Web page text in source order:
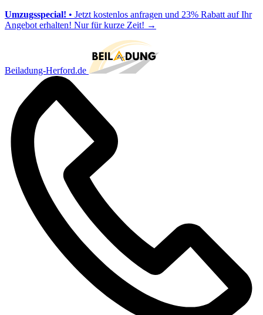
Umzugsspecial! • Jetzt kostenlos anfragen und 23% Rabatt auf Ihr
Angebot erhalten! Nur für kurze Zeit! →
Beiladung-Herford.de